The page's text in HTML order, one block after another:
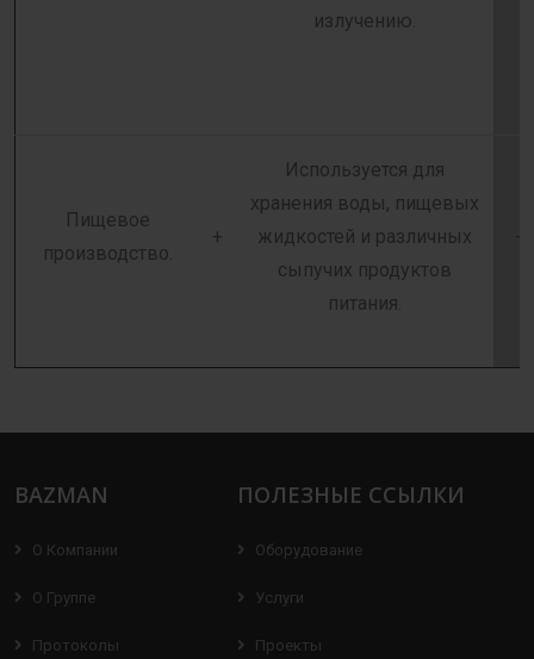
излучению.
Пищевое
производство.
+
Используется для
хранения воды, пищевых
жидкостей и различных
сыпучих продуктов
питания.
BAZMAN
О Компании
О Группе
Протоколы
ПОЛЕЗНЫЕ ССЫЛКИ
Оборудование
Услуги
Проекты